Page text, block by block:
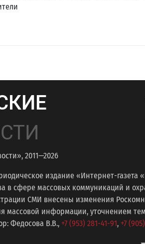
2011—2026
издание «Интернет-
в сфере массовых коммуникаций и
СМИ внесены изменения
массовой информации, уточнением
Федосова В.В., +7 (953) 281-41-91, +7